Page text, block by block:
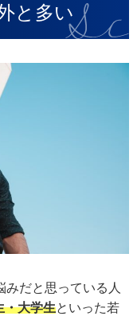
と多い
だと思っている人
・大学生といった若